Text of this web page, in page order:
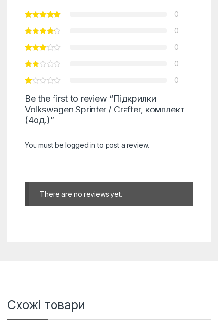
0
0
0
0
0
Be the first to review “Підкрилки
Volkswagen Sprinter / Crafter, комплект
(4од.)”
You must belogged in to post a review.
There are no reviews yet.
Схожі товари